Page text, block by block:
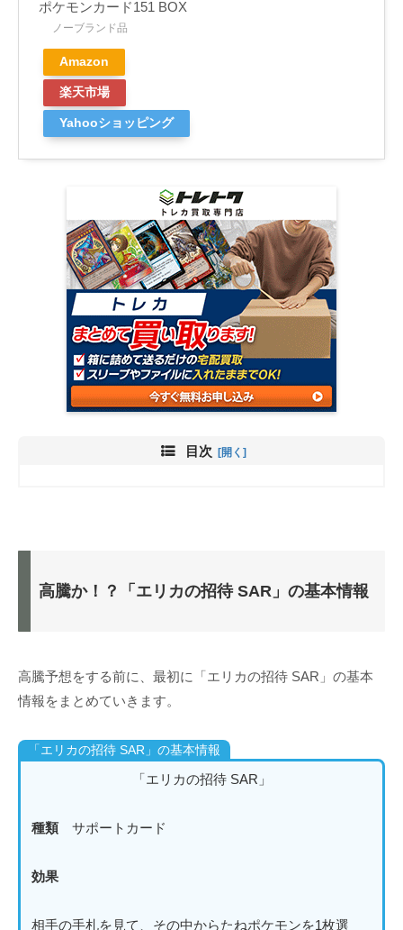
ポケモンカード151 BOX
ノーブランド品
Amazon
楽天市場
Yahooショッピング
目次
高騰か！？「エリカの招待 SAR」の基本情報
高騰予想をする前に、最初に「エリカの招待 SAR」の基本
情報をまとめていきます。
「エリカの招待 SAR」の基本情報
「エリカの招待 SAR」
種類 サポートカード
効果
相手の手札を見て、その中からたねポケモンを1枚選